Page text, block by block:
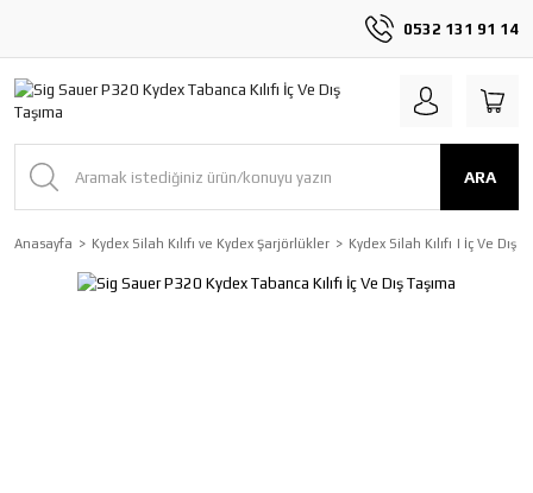
0532 131 91 14
ARA
Anasayfa Kydex Silah Kılıfı ve Kydex Şarjörlükler Kydex Silah Kılıfı | İç Ve Dış